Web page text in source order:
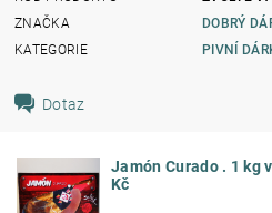
ZNAČKA
DOBRÝ
KATEGORIE
PIVNÍ
Dotaz
Jamón Curado . 1 kg
Kč